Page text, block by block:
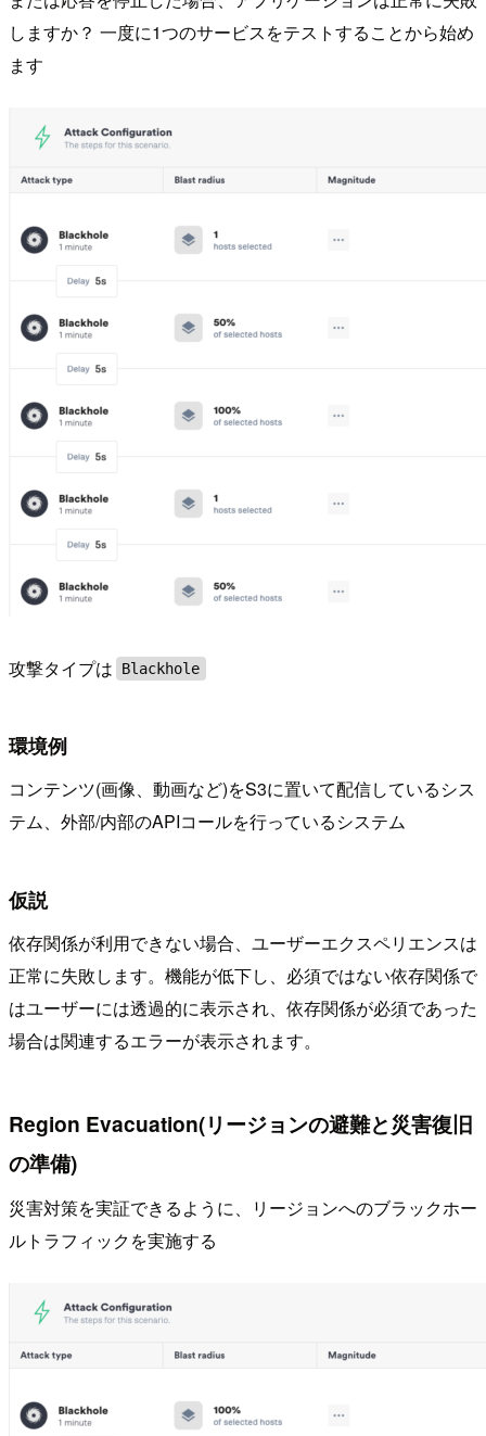
しますか？ 一度に1つのサービスをテストすることから始め
ます
攻撃タイプは Blackhole
環境例
コンテンツ(画像、動画など)をS3に置いて配信しているシス
テム、外部/内部のAPIコールを行っているシステム
仮説
依存関係が利用できない場合、ユーザーエクスペリエンスは
正常に失敗します。機能が低下し、必須ではない依存関係で
はユーザーには透過的に表示され、依存関係が必須であった
場合は関連するエラーが表示されます。
Region Evacuation(リージョンの避難と災害復旧
の準備)
災害対策を実証できるように、リージョンへのブラックホー
ルトラフィックを実施する